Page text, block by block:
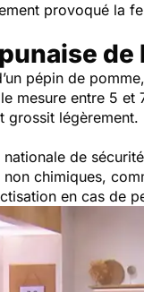
provoqué la
de
pépin de
mesure entre 5 et
grossit légèrement.
de
chimiques,
en cas de